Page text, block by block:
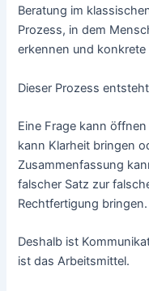
Beratung im
Prozess, in dem
erkennen und
Dieser Prozess
Eine Frage kann
kann Klarheit bringen
Zusammenfassung
falscher Satz zur
Rechtfertigung bringen.
Deshalb ist
ist das Arbeitsmittel.